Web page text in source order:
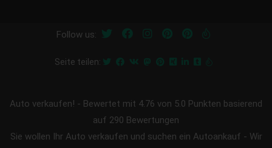
Follow us:
Seite teilen:
Auto verkaufen! - Bewertet mit 4.76 von 5.0 Punkten basierend
auf 290 Bewertungen
Sie wollen Ihr Auto verkaufen und suchen ein Autoankauf - Wir